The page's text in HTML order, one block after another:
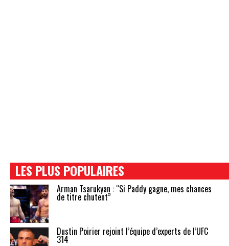
LES PLUS POPULAIRES
Arman Tsarukyan : “Si Paddy gagne, mes chances
de titre chutent”
Dustin Poirier rejoint l’équipe d’experts de l’UFC
314